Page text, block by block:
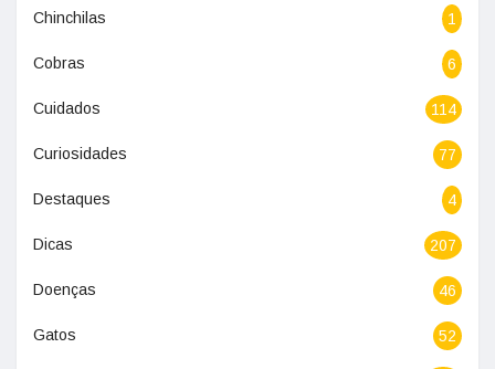
Chinchilas 1
Cobras 6
Cuidados 114
Curiosidades 77
Destaques 4
Dicas 207
Doenças 46
Gatos 52